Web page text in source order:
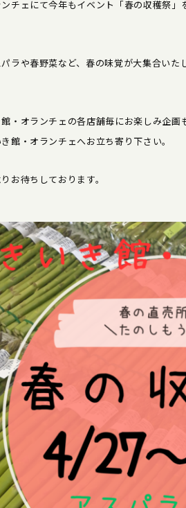
チェにて今年もイベント「春の収穫祭
ラや春野菜など、春の味覚が大集合い
・オランチェの各店舗毎にお楽しみ企
館・オランチェへお立ち寄り下さい。
お待ちしております。